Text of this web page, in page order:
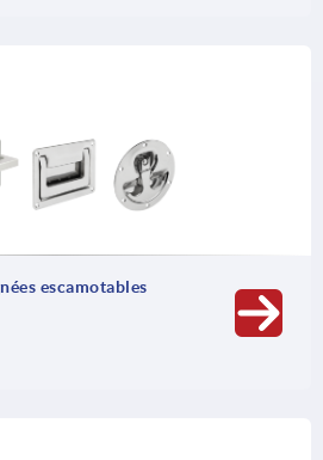
escamotables